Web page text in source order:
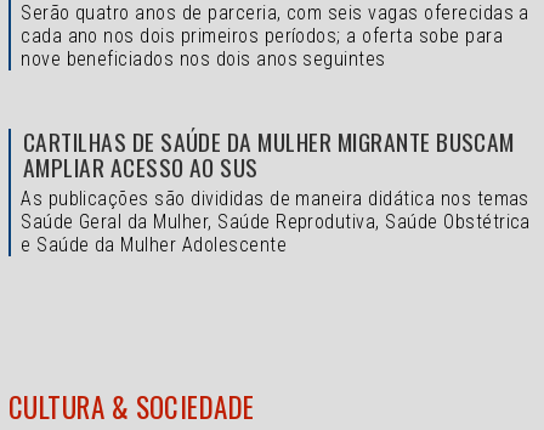
Serão quatro anos de parceria, com seis vagas oferecidas a
cada ano nos dois primeiros períodos; a oferta sobe para
nove beneficiados nos dois anos seguintes
CARTILHAS DE SAÚDE DA MULHER MIGRANTE BUSCAM
AMPLIAR ACESSO AO SUS
As publicações são divididas de maneira didática nos temas
Saúde Geral da Mulher, Saúde Reprodutiva, Saúde Obstétrica
e Saúde da Mulher Adolescente
CULTURA & SOCIEDADE